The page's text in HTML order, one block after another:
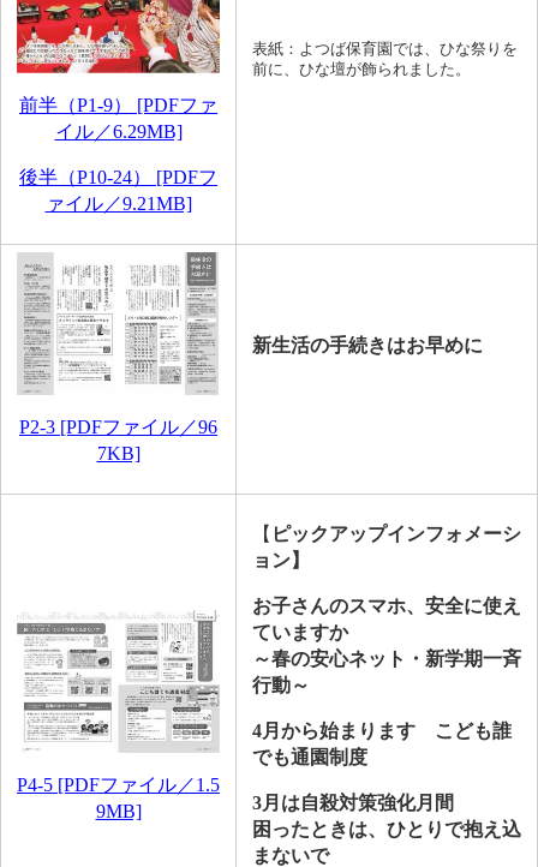
前半（P1-9） [PDFファ
イル／6.29MB]
後半（P10-24） [PDFフ
ァイル／9.21MB]
表紙：よつば保育園では、ひな祭りを
前に、ひな壇が飾られました。
P2-3 [PDFファイル／96
7KB]
新生活の手続きはお早めに
P4-5 [PDFファイル／1.5
9MB]
【 ピックアップインフォメーシ
ョン】
お子さんのスマホ、安全に使え
ていますか
～春の安心ネット・新学期一斉
行動～
4月から始まります こども誰
でも通園制度
3月は自殺対策強化月間
困ったときは、ひとりで抱え込
まないで